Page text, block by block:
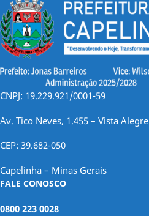
CNPJ: 19.229.921/0001-59
Av. Tico Neves, 1.455 – Vista Alegre
CEP: 39.682-050
Capelinha – Minas Gerais
FALE CONOSCO
0800 223 0028